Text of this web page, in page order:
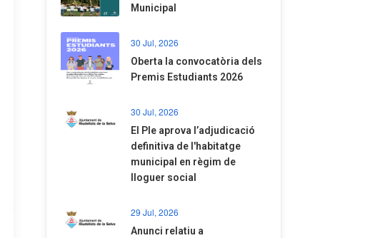
Municipal
30 Jul, 2026
Oberta la convocatòria dels
Premis Estudiants 2026
30 Jul, 2026
El Ple aprova l’adjudicació
definitiva de l'habitatge
municipal en règim de
lloguer social
29 Jul, 2026
Anunci relatiu a